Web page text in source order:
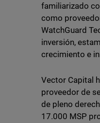
familiarizado
como
WatchGuard
inversión,
crecimiento e
Vector Capital
proveedor de
de pleno
17.000 MSP